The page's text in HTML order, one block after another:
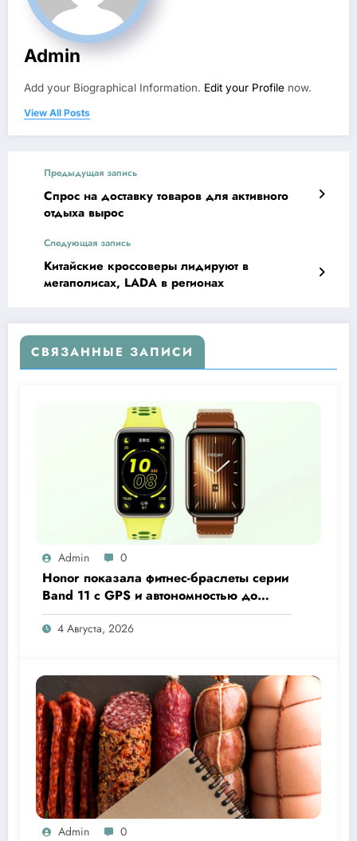
Admin
Add your Biographical Information. Edit your Profile now.
View All Posts
Предыдущая запись
Спрос на доставку товаров для активного
отдыха вырос
Следующая запись
Китайские кроссоверы лидируют в
мегаполисах, LADA в регионах
СВЯЗАННЫЕ ЗАПИСИ
Admin 0
Honor показала фитнес-браслеты серии
Band 11 с GPS и автономностью до
26 дней
4 Августа, 2026
Admin 0